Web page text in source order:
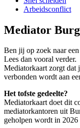
Arbeidsconflict
Mediator
Ben jij op zoek naar
Lees dan vooral verder.
Mediatorkaart zorgt dat
verbonden wordt aan
Het tofste gedeelte?
Mediatorkaart doet dit
mediatorkantoren uit
geholpen wordt in 2026